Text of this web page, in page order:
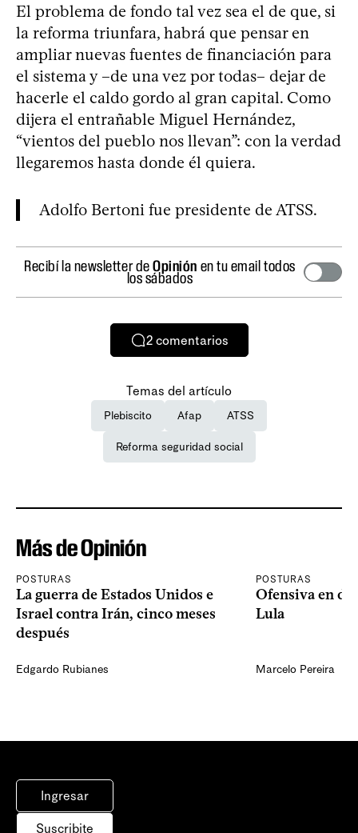
El problema de fondo tal vez sea el de que, si
la reforma triunfara, habrá que pensar en
ampliar nuevas fuentes de financiación para
el sistema y –de una vez por todas– dejar de
hacerle el caldo gordo al gran capital. Como
dijera el entrañable Miguel Hernández,
“vientos del pueblo nos llevan”: con la verdad
llegaremos hasta donde él quiera.
Adolfo Bertoni fue presidente de ATSS.
Recibí la newsletter deOpinión en tu email todos
los sábados
2 comentarios
Temas del artículo
Plebiscito Afap ATSS
Reforma seguridad social
Más de Opinión
POSTURAS
La guerra de Estados Unidos e
Israel contra Irán, cinco meses
después
Edgardo Rubianes
POSTURAS
Ofensiva en
Lula
Marcelo Pereira
Ingresar
Suscribite